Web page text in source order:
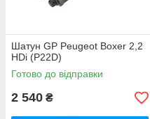
Шатун GP Peugeot Boxer 2,2
HDi (P22D)
Готово до відправки
2 540 ₴